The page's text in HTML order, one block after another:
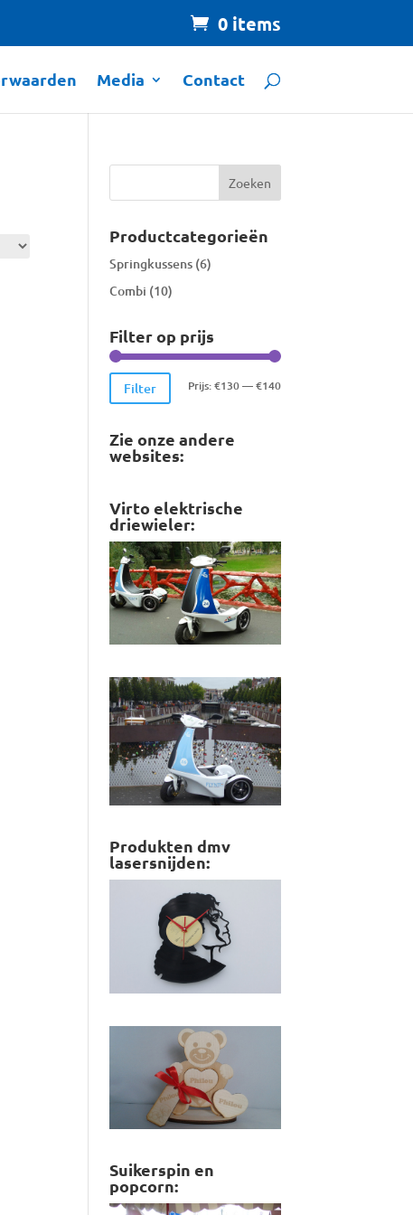
0 items
Media Contact
Productcategorieën
Springkussens (6)
Combi (10)
Filter op prijs
Min.
Max.
Filter Prijs:€130—€140
Zie onze andere
websites:
Virto elektrische
driewieler:
Produkten dmv
lasersnijden:
Suikerspin en
popcorn: